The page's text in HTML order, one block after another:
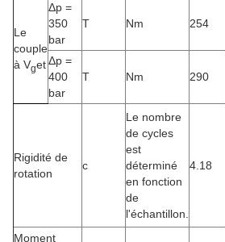
Le
couple
à Vget
Δp =
350
bar
T Nm 254
Δp =
400
bar
T Nm 290
Rigidité de
rotation
c
Le nombre
de cycles
est
déterminé
en fonction
de
l'échantillon.
4.18
Moment